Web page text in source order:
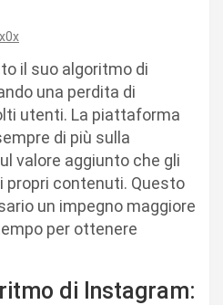
il suo algoritmo di
una perdita di
utenti. La piattaforma
di più sulla
valore aggiunto che gli
propri contenuti. Questo
un impegno maggiore
per ottenere
di Instagram: